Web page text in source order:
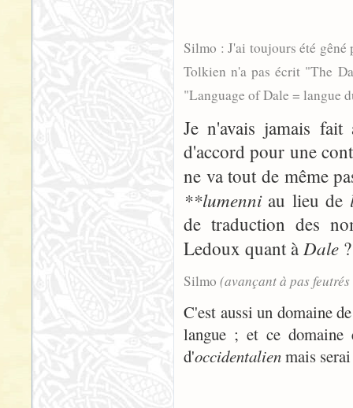
Silmo : J'ai toujours été
Tolkien n'a pas écrit "The
"Language of Dale = langue
Je n'avais jamais
d'accord pour une
ne va tout de même
**lumenniau lieu de
de traduction des
Ledoux quant à Dale ?
Silmo (avançant à pas
C'est aussi un domaine
langue ; et ce
d'occidentalienmais